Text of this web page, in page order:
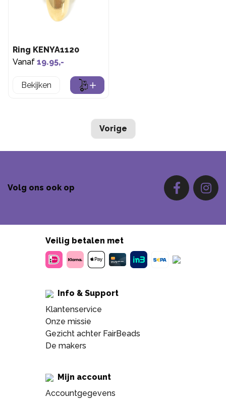
Ring KENYA1120
Vanaf 19.95,-
Bekijken
Vorige
Volg ons ook op
Veilig betalen met
Info & Support
Klantenservice
Onze missie
Gezicht achter FairBeads
De makers
Mijn account
Accountgegevens